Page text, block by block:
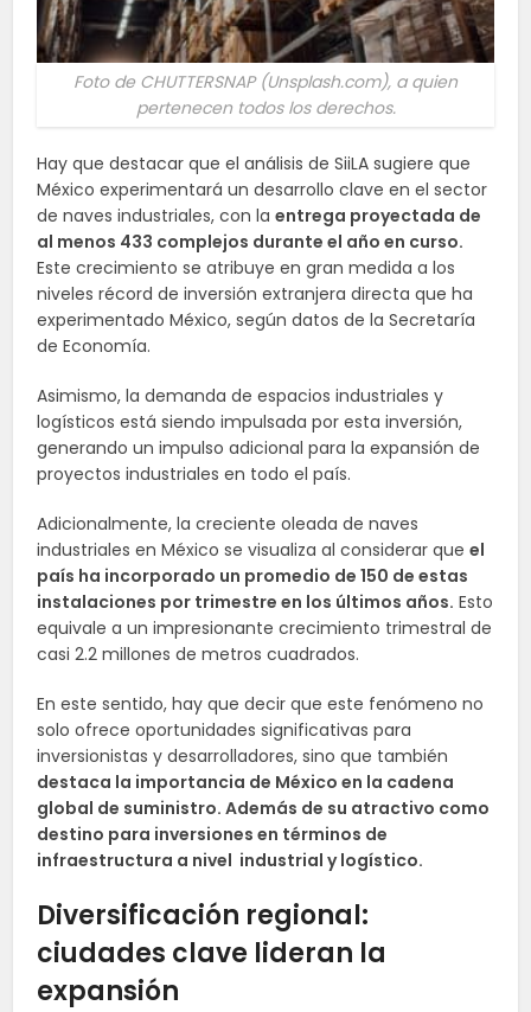
Foto de CHUTTERSNAP (Unsplash.com), a quien
pertenecen todos los derechos.
Hay que destacar que el análisis de SiiLA sugiere que
México experimentará un desarrollo clave en el sector
de naves industriales, con laentrega proyectada de
al menos 433 complejos durante el año en curso.
Este crecimiento se atribuye en gran medida a los
niveles récord de inversión extranjera directa que ha
experimentado México, según datos de la Secretaría
de Economía.
Asimismo, la demanda de espacios industriales y
logísticos está siendo impulsada por esta inversión,
generando un impulso adicional para la expansión de
proyectos industriales en todo el país.
Adicionalmente, la creciente oleada de naves
industriales en México se visualiza al considerar queel
país ha incorporado un promedio de 150 de estas
instalaciones por trimestre en los últimos años. Esto
equivale a un impresionante crecimiento trimestral de
casi 2.2 millones de metros cuadrados.
En este sentido, hay que decir que este fenómeno no
solo ofrece oportunidades significativas para
inversionistas y desarrolladores, sino que también
destaca la importancia de México en la cadena
global de suministro. Además de su atractivo como
destino para inversiones en términos de
infraestructura a nivel industrial y logístico.
Diversificación regional:
ciudades clave lideran la
expansión